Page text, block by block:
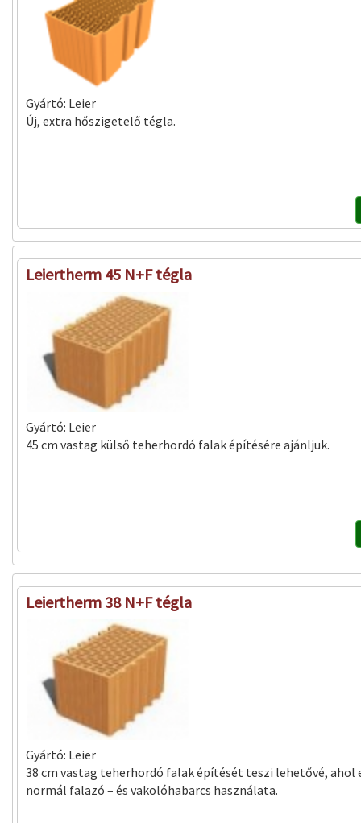
Gyártó: Leier
Új, extra hőszigetelő tégla.
Leiertherm 45 N+F tégla
Gyártó: Leier
45 cm vastag külső teherhordó falak építésére ajánljuk.
Leiertherm 38 N+F tégla
Gyártó: Leier
38 cm vastag teherhordó falak építését teszi lehetővé, ahol
normál falazó – és vakolóhabarcs használata.